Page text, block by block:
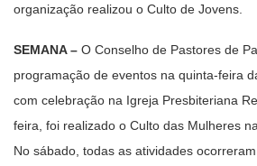
organização realizou o Culto de Jovens.
SEMANA – O Conselho de Pastores de
programação de eventos na quinta-feira
com celebração na Igreja Presbiteriana
feira, foi realizado o Culto das Mulheres
No sábado, todas as atividades